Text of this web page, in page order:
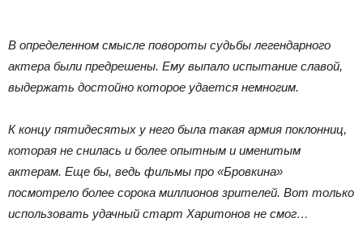
В определенном смысле повороты судьбы легендарного
актера были предрешены. Ему выпало испытание славой,
выдержать достойно которое удается немногим.
К концу пятидесятых у него была такая армия поклонниц,
которая не снилась и более опытным и именитым
актерам. Еще бы, ведь фильмы про «Бровкина»
посмотрело более сорока миллионов зрителей. Вот только
использовать удачный старт Харитонов не смог…